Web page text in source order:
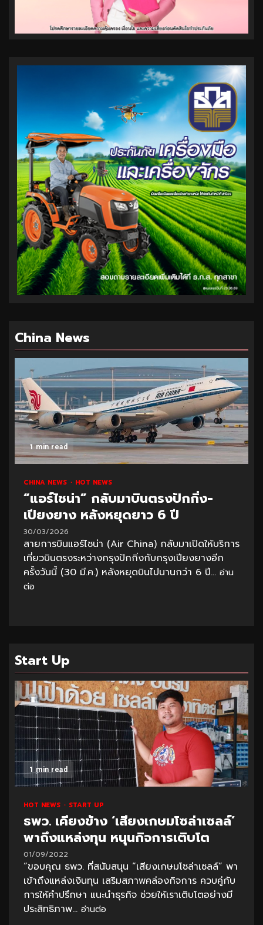
China News
1 min read
CHINA NEWS HOT NEWS
“แอร์ไชน่า” กลับมาบินตรงปักกิ่ง-
เปียงยาง หลังหยุดยาว 6 ปี
30/03/2026
สายการบินแอร์ไชน่า (Air China) กลับมาเปิดให้บริการ
เที่ยวบินตรงระหว่างกรุงปักกิ่งกับกรุงเปียงยางอีก
ครั้งวันนี้ (30 มี.ค.) หลังหยุดบินไปนานกว่า 6 ปี... อ่าน
ต่อ
Start Up
1 min read
HOT NEWS START UP
ธพว. เคียงข้าง ‘เสียงเกษมโซล่าเซลล์’
พาถึงแหล่งทุน หนุนกิจการเติบโต
01/09/2022
“ขอบคุณ ธพว. ที่สนับสนุน “เสียงเกษมโซล่าเซลล์” พา
เข้าถึงแหล่งเงินทุน เสริมสภาพคล่องกิจการ ควบคู่กับ
การให้คำปรึกษา แนะนำธุรกิจ ช่วยให้เราเติบโตอย่างมี
ประสิทธิภาพ... อ่านต่อ